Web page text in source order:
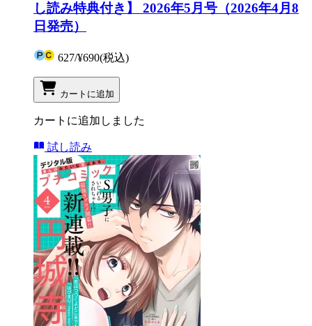
し読み特典付き】 2026年5月号（2026年4月8
日発売）
627/¥690(税込)
カートに追加
カートに追加しました
試し読み